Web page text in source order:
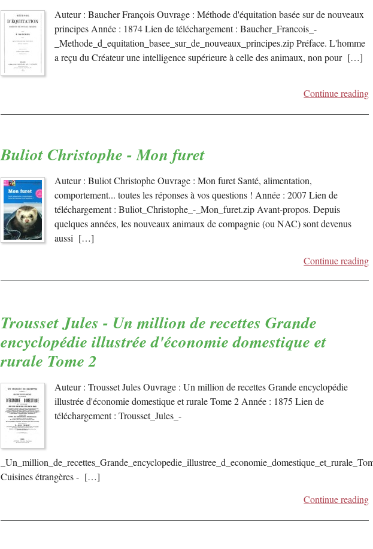
Auteur : Baucher François Ouvrage : Méthode d'équitation basée sur de nouveaux
principes Année : 1874 Lien de téléchargement : Baucher_Francois_-
_Methode_d_equitation_basee_sur_de_nouveaux_principes.zip Préface. L'homme
a reçu du Créateur une intelligence supérieure à celle des animaux, non pour […]
Continue reading
Buliot Christophe - Mon furet
Auteur : Buliot Christophe Ouvrage : Mon furet Santé, alimentation,
comportement... toutes les réponses à vos questions ! Année : 2007 Lien de
téléchargement : Buliot_Christophe_-_Mon_furet.zip Avant-propos. Depuis
quelques années, les nouveaux animaux de compagnie (ou NAC) sont devenus
aussi […]
Continue reading
Trousset Jules - Un million de recettes Grande
encyclopédie illustrée d'économie domestique et
rurale Tome 2
Auteur : Trousset Jules Ouvrage : Un million de recettes Grande encyclopédie
illustrée d'économie domestique et rurale Tome 2 Année : 1875 Lien de
téléchargement : Trousset_Jules_-
Cuisines étrangères - […]
Continue reading